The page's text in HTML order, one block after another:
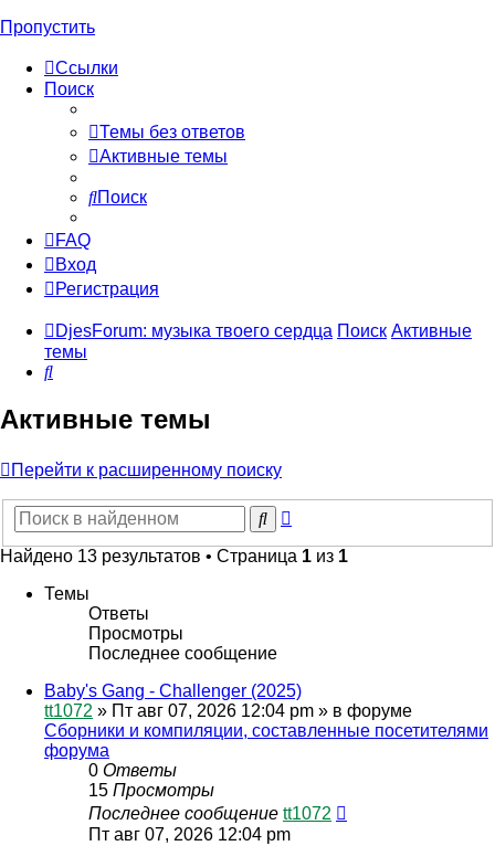
Пропустить
Ссылки
Поиск
Темы без ответов
Активные темы
Поиск
FAQ
Вход
Регистрация
DjesForum: музыка твоего сердца Поиск Активные
темы
Поиск
Активные темы
Перейти к расширенному поиску
Поиск
Найдено 13 результатов • Страница 1 из 1
Темы
Ответы
Просмотры
Последнее сообщение
Baby's Gang - Challenger (2025)
tt1072 » Пт авг 07, 2026 12:04 pm » в форуме
Сборники и компиляции, составленные посетителями
форума
0 Ответы
15 Просмотры
Последнее сообщение tt1072
Пт авг 07, 2026 12:04 pm